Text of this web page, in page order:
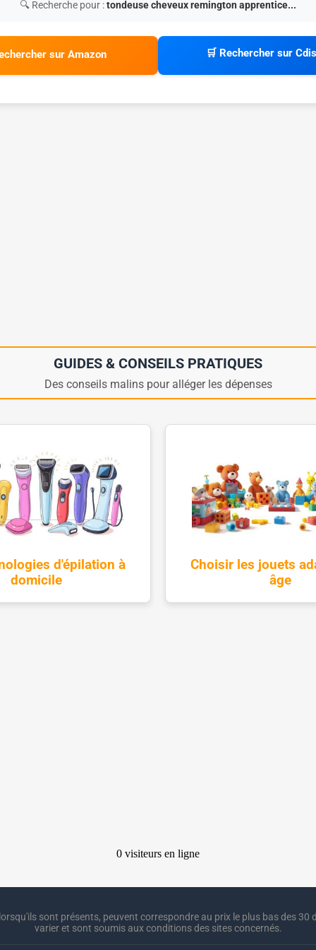
🔍 Recherche pour :tondeuse cheveux remington apprentice...
sur Amazon 🛒 Rechercher sur
GUIDES & CONSEILS PRATIQUES
Des conseils malins pour alléger les dépenses
d'épilation à
domicile
Choisir les jouets
âge
sont présents, peuvent correspondre au prix le plus bas des 30
varier et sont soumis aux conditions des sites concernés.